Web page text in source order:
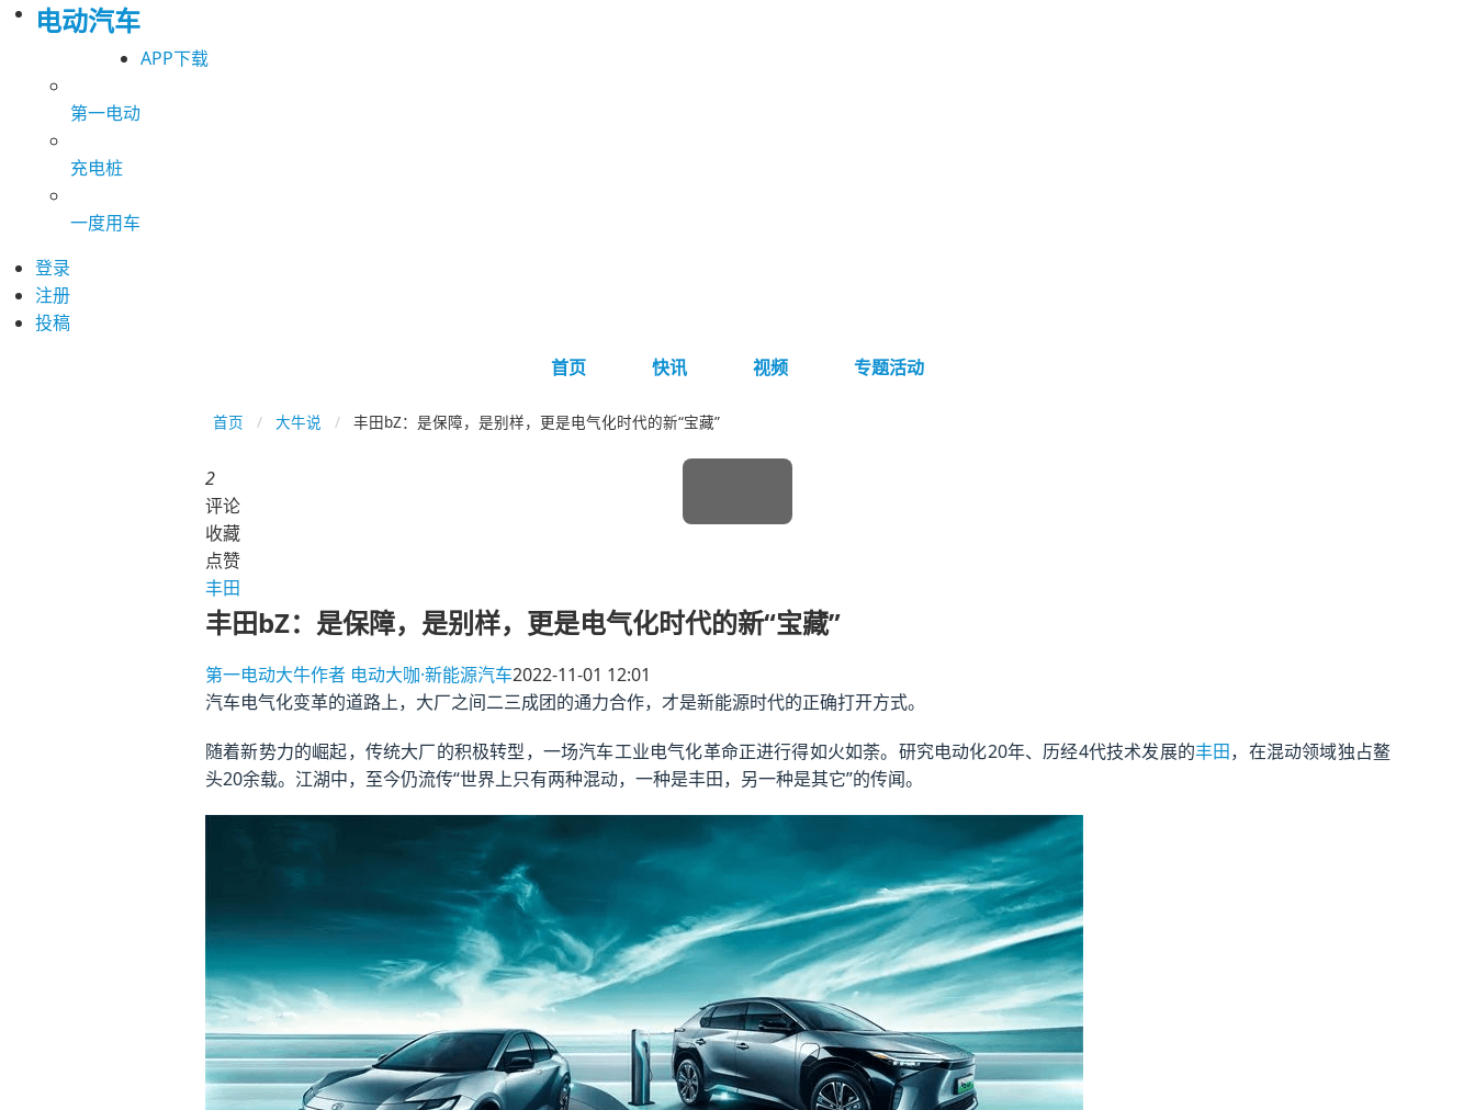
电动汽车
APP下载
第一电动
充电桩
一度用车
登录
注册
投稿
首页
快讯 视频 专题活动
首页 大牛说 丰田bZ：是保障，是别样，更是电气化时代的新“宝藏”
2
评论
收藏
点赞
丰田
丰田bZ：是保障，是别样，更是电气化时代的新“宝藏”
第一电动大牛作者 电动大咖·新能源汽车2022-11-01 12:01
汽车电气化变革的道路上，大厂之间二三成团的通力合作，才是新能源时代的正确打开方式。
随着新势力的崛起，传统大厂的积极转型，一场汽车工业电气化革命正进行得如火如荼。研究电动化20年、历经4代技术发展的丰田，在混动领域独占鳌
头20余载。江湖中，至今仍流传“世界上只有两种混动，一种是丰田，另一种是其它”的传闻。